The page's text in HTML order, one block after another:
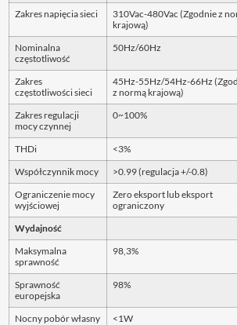
Zakres napięcia sieci
310Vac-480Vac (Zgodnie z
krajową)
Nominalna
częstotliwość
50Hz/60Hz
Zakres
częstotliwości sieci
45Hz-55Hz/54Hz-66Hz
z normą krajową)
Zakres regulacji
mocy czynnej
0~100%
THDi <3%
Współczynnik mocy >0.99 (regulacja +/-0.8)
Ograniczenie mocy
wyjściowej
Zero eksport lub eksport
ograniczony
Wydajność
Maksymalna
sprawność
98,3%
Sprawność
europejska
98%
Nocny pobór własny <1W